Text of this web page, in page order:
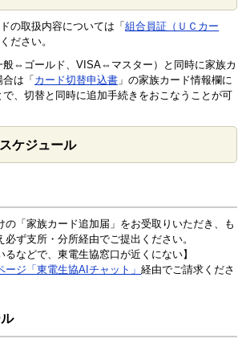
の取扱内容については「組合員証（ＵＣカー
ださい。
⇔ゴールド、VISA⇔マスター）と同時に家族カ
は「 カード切替申込書 」の家族カード情報欄に
で、切替と同時に追加手続きをおこなうことが可
ケジュール
の「家族カード追加届」をお受取りいただき、も
ず支所・分所経由でご提出ください。
るなどで、東電生協窓口が近くにない】
ージ「東電生協AIチャット」経由でご請求くださ